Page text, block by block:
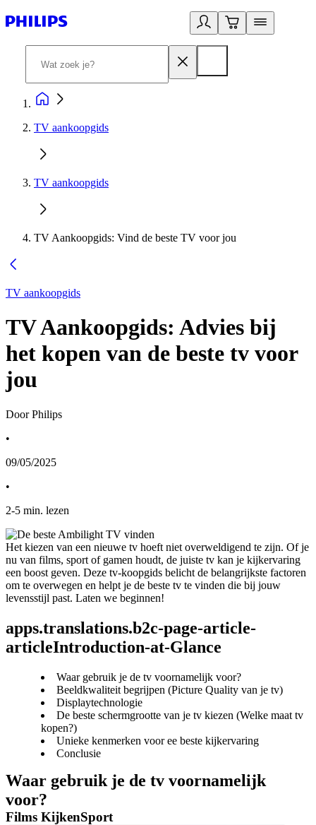
TV aankoopgids
TV aankoopgids
TV Aankoopgids: Vind de beste TV voor jou
TV aankoopgids
TV Aankoopgids: Advies bij
het kopen van de beste tv voor
jou
Door Philips
•
09/05/2025
•
2-5 min. lezen
Het kiezen van een nieuwe tv hoeft niet overweldigend te zijn. Of je
nu van films, sport of gamen houdt, de juiste tv kan je kijkervaring
een boost geven. Deze tv-koopgids belicht de belangrijkste factoren
om te overwegen en helpt je de beste tv te vinden die bij jouw
levensstijl past. Laten we beginnen!
apps.translations.b2c-page-article-
articleIntroduction-at-Glance
Waar gebruik je de tv voornamelijk voor?
Beeldkwaliteit begrijpen (Picture Quality van je tv)
Displaytechnologie
De beste schermgrootte van je tv kiezen (Welke maat tv
kopen?)
Unieke kenmerken voor ee beste kijkervaring
Conclusie
Waar gebruik je de tv voornamelijk
voor?
Films KijkenSport